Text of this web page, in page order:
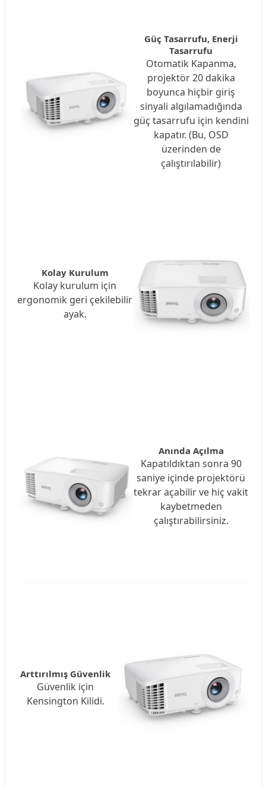
Güç Tasarrufu, Enerji
Tasarrufu
Otomatik Kapanma,
projektör 20 dakika
boyunca hiçbir giriş
sinyali algılamadığında
güç tasarrufu için kendini
kapatır. (Bu, OSD
üzerinden de
çalıştırılabilir)
Kolay Kurulum
Kolay kurulum için
ergonomik geri çekilebilir
ayak.
Anında Açılma
Kapatıldıktan sonra 90
saniye içinde projektörü
tekrar açabilir ve hiç vakit
kaybetmeden
çalıştırabilirsiniz.
Arttırılmış Güvenlik
Güvenlik için
Kensington Kilidi.